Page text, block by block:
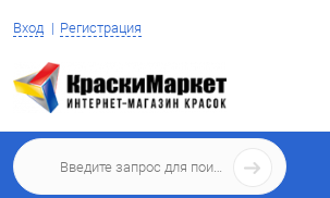
Вход Регистрация